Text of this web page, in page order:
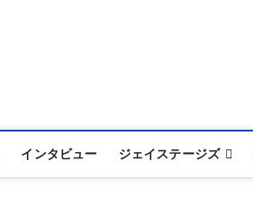
インタビュー ジェイステージズ